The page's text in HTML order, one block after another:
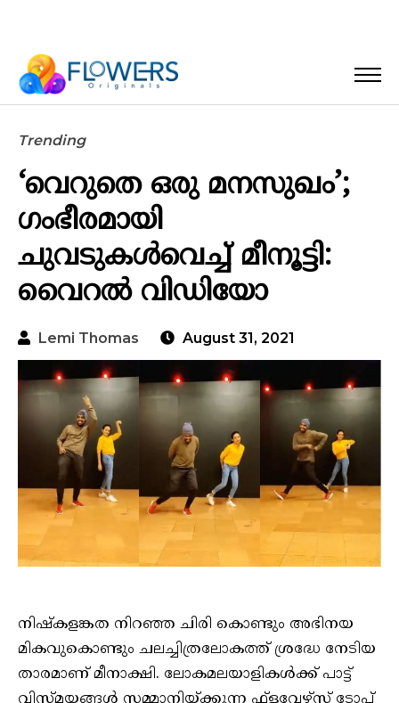
Trending
‘വെറുതെ ഒരു മനസുഖം’;
ഗംഭീരമായി
ചുവടുകള്‍വെച്ച് മീനൂട്ടി:
വൈറല്‍ വിഡിയോ
Lemi Thomas August 31, 2021
നിഷ്‌കളങ്കത നിറഞ്ഞ ചിരി കൊണ്ടും അഭിനയ
മികവുകൊണ്ടും ചലച്ചിത്രലോകത്ത് ശ്രദ്ധേ നേടിയ
താരമാണ് മീനാക്ഷി. ലോകമലയാളികള്‍ക്ക് പാട്ട്